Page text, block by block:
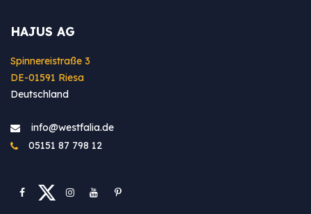
HAJUS AG
Spinnereistraße 3
DE-01591 Riesa
Deutschland
info@westfa​lia.de
05151 87 798 12